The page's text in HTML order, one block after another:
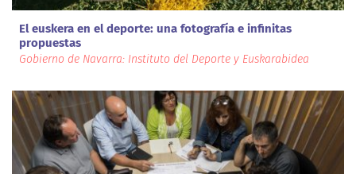
El euskera en el deporte: una fotografía e infinitas
propuestas
Gobierno de Navarra: Instituto del Deporte y Euskarabidea